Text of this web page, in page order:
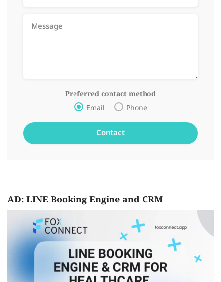
Preferred contact method
Email Phone
AD: LINE Booking Engine and CRM